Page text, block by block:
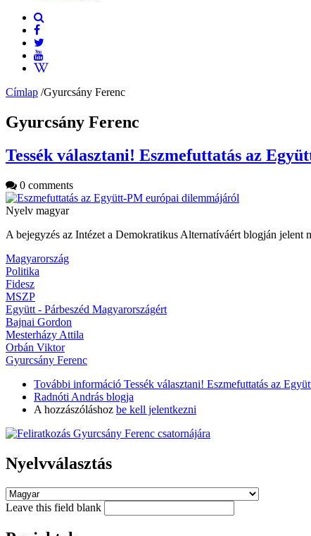
Címlap /Gyurcsány Ferenc
Gyurcsány Ferenc
Tessék választani! Eszmefuttatás az
0 comments
Nyelv magyar
A bejegyzés az Intézet a Demokratikus Alternatíváért blogján jelent
Magyarország
Politika
Fidesz
MSZP
Együtt - Párbeszéd Magyarországért
Bajnai Gordon
Mesterházy Attila
Orbán Viktor
Gyurcsány Ferenc
További információ Tessék választani! Eszmefuttatás az
Radnóti András blogja
A hozzászóláshoz be kell jelentkezni
Nyelvválasztás
Leave this field blank